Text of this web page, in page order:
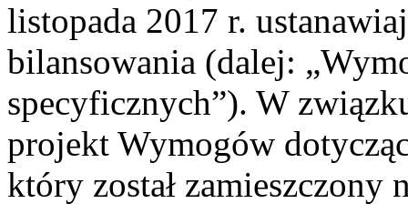
listopada 2017 r.
bilansowania (dalej:
specyficznych”). W
projekt Wymogów
który został zamieszczony